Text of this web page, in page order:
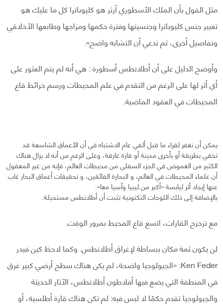
مثل القول بأن الملك الأسطوري آرثر هو كليوباترا كل ما عليك هو
تغيير جنس كليوباترا وجنسيتها وفترة حكمها ومزاجها وطابعها الأخلاقي
وتفاصيل أخرى، ثم تدعي أن التشابه واضح».
وأوضح الدليل على أن أطلانطس أسطورة : هي أنه لم يتم العثور على
أي أثر لها على الرغم من التقدم في علم المحيطات ورسم خرائط قاع
المحيطات في العقود الماضية.
يمكن أن نغفر لقراء ما قبل ألفي عام الاشتباه في أن الأعماق الشاسعة قد
تخفي بطريقة أو بأخرى مدينة أو قارة غارقة، وعلى الرغم من أنه لا يزال هناك
الكثير من الغموض في الجزء السفلي من محيطات العالم، فإنه من غير المعقول
أن علماء المحيطات في العالم، و البحارة الفائقين، و تحقيقات أعماق البحار غاب
عنها إيجاد أثر ليابسة «أكبر من ليبيا وآسيا معا».
بالإضافة إلى ذلك اللوحات التكتونية تثبت أن أطلانطس مستحيلة.
مع تزحزح القارات، اتسع قاع المحيط بمرور الوقت.
لن يكون ثمة مكان ببساطة لإغراق أطلانطس. وكما لاحظ كين فيدر
Ken Feder: «الجيولوجيا واضحة، لم يكن هناك سطح أرضي كبير غرق
في المنطقة التي يضع فيها أفلاطون أطلانطس، الآثار الحديثة
والجيولوجيا تقدم حكمًا لا لبس فيه: لم تكن هناك قارة أطلسية، أو